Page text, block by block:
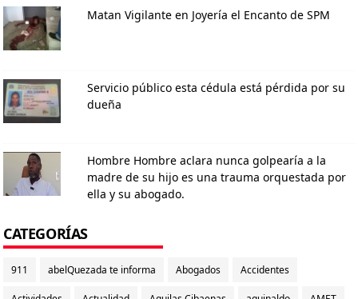
Matan Vigilante en Joyería el Encanto de SPM
Servicio público esta cédula está pérdida por su
dueña
Hombre Hombre aclara nunca golpearía a la
madre de su hijo es una trauma orquestada por
ella y su abogado.
CATEGORÍAS
911 abelQuezada te informa Abogados Accidentes